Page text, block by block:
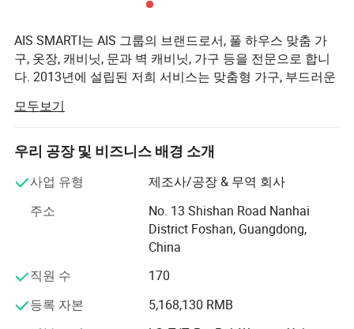
AIS SMARTI는 AIS 그룹의 브랜드로서, 풀 하우스 맞춤 가
구, 옷장, 캐비닛, 문과 벽 캐비닛, 가구 등을 전문으로 합니
다. 2013년에 설립된 저희 서비스는 맞춤형 가구, 부드러운
는 중국 해외 화성의 본고장인 장멘에 위치해 있으며 장멘
에 있는 500만 평방미터 규모의 현대적인 지능형 생산 거점
도 있습니다.
AIS SMARTI는 사용자의 요구를 출발점으로 삼으며, 모든
를 통과함으로써 모든 고객의 건강을 보호합니다. 우리는
디자인 철학으로 "개성, 단순성, 패션, 실용성"을, 그리고 "고
객을 위한 편안하고 아름다운 가정 환경"을 그 사명으로 삼
고, 지속적으로 연구 개발, 설계, 생산, 판매, 설치를 개선합
모두보기
우리 공장 및 비즈니스 배경 소개
사업 유형
제조사/공장 & 무역 회사
주소
No. 13 Shishan Road Nanhai
District Foshan, Guangdong,
China
직원 수
170
등록 자본
5,168,130 RMB